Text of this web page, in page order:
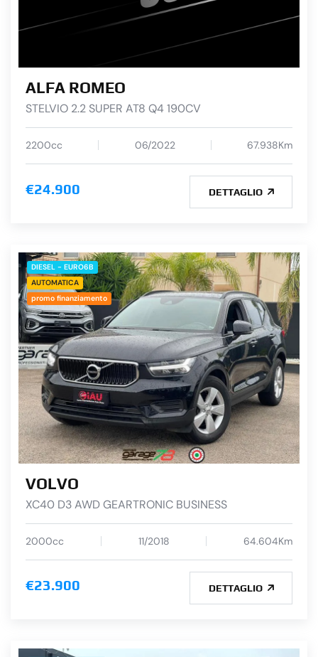
ALFA ROMEO
STELVIO 2.2 SUPER AT8 Q4 190CV
2200cc 06/2022 67.938Km
€24.900 DETTAGLIO
DIESEL - EURO6B
AUTOMATICA
promo finanziamento
VOLVO
XC40 D3 AWD GEARTRONIC BUSINESS
2000cc 11/2018 64.604Km
€23.900 DETTAGLIO